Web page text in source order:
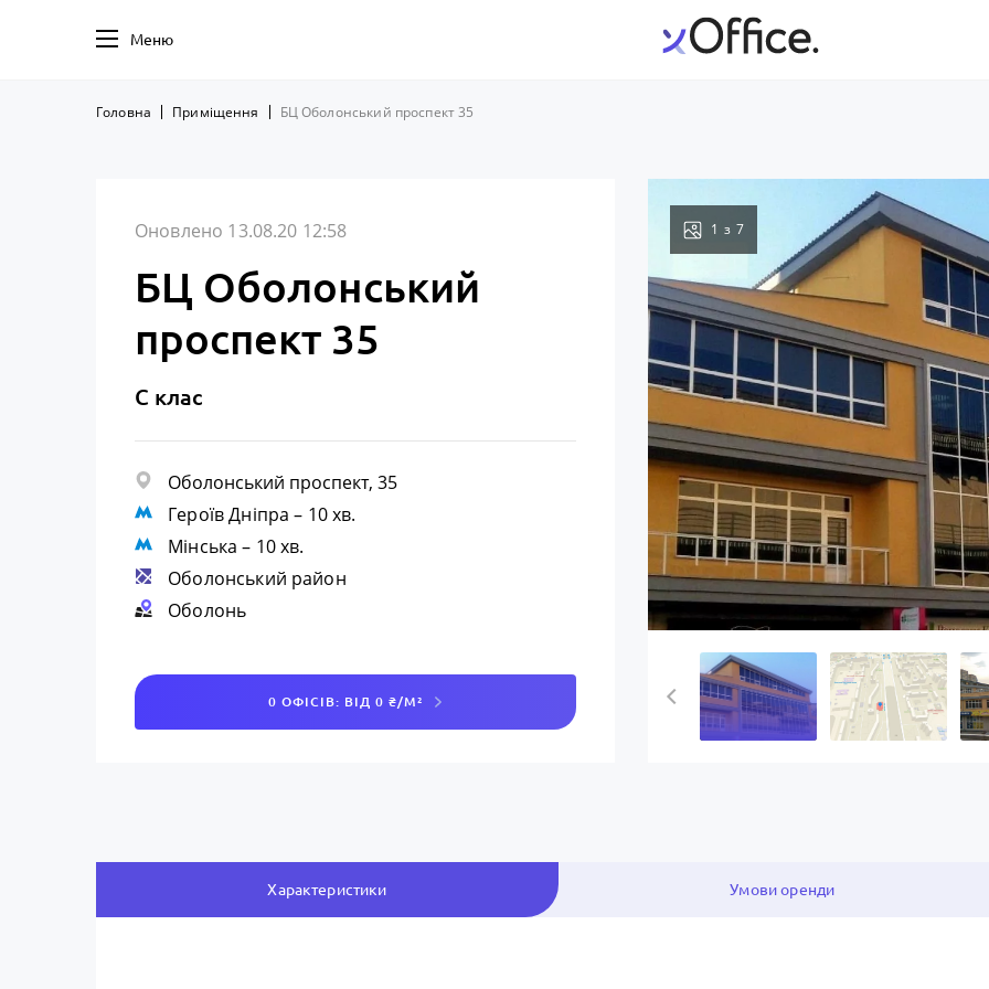
Меню
Головна Приміщення БЦ Оболонський проспект 35
Оновлено 13.08.20 12:58
БЦ Оболонський
проспект 35
C клас
Оболонський проспект, 35
Героїв Дніпра – 10 хв.
Мінська – 10 хв.
Оболонський район
Оболонь
0 ОФІСІВ: ВІД 0 ₴/М²
1 з 7
Характеристики Умови оренди